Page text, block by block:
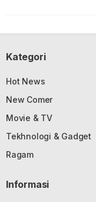
Kategori
Hot News
New Comer
Movie & TV
Tekhnologi & Gadget
Ragam
Informasi